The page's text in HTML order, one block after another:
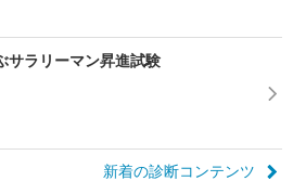
サラリーマン昇進試験
新着の診断コンテンツ